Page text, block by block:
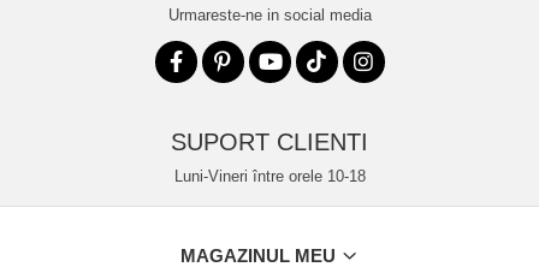
Urmareste-ne in social media
SUPORT CLIENTI
Luni-Vineri între orele 10-18
MAGAZINUL MEU